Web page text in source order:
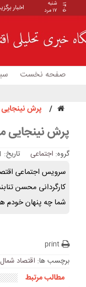
۱۴۰۵
شنبه
۱۷ مرد
اخبار
صفحه نخست
پرش
پرش نینجایی
گروه: اجتماعی تاریخ: 2:21 :: 2018/11/19
سرویس اجتماعی
کارگردانی محسن
شما چه پنهان خودم
print
برچسب ها: اقتصاد شمال
مطالب مرتبط